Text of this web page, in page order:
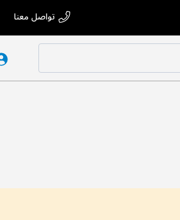
تواصل معنا